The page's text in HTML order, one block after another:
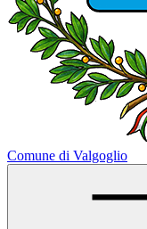
Comune di Valgoglio